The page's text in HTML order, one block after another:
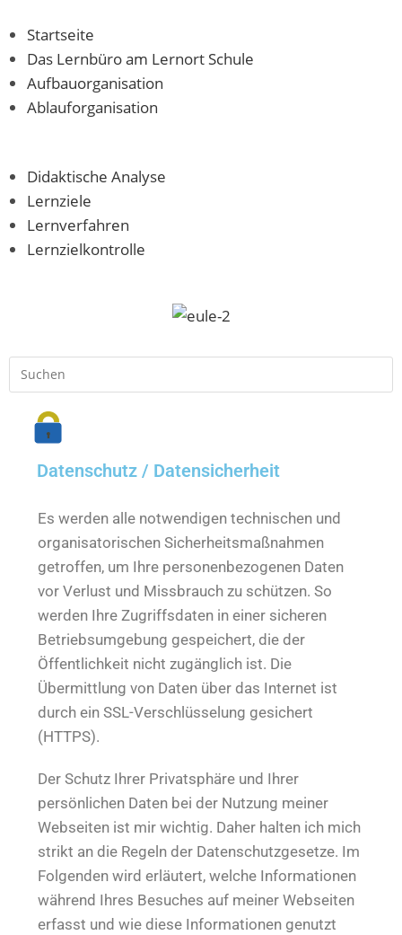
Startseite
Das Lernbüro am Lernort Schule
Aufbauorganisation
Ablauforganisation
Didaktische Analyse
Lernziele
Lernverfahren
Lernzielkontrolle
Datenschutz / Datensicherheit
Es werden alle notwendigen technischen und
organisatorischen Sicherheitsmaßnahmen
getroffen, um Ihre personenbezogenen Daten
vor Verlust und Missbrauch zu schützen. So
werden Ihre Zugriffsdaten in einer sicheren
Betriebsumgebung gespeichert, die der
Öffentlichkeit nicht zugänglich ist. Die
Übermittlung von Daten über das Internet ist
durch ein SSL-Verschlüsselung gesichert
(HTTPS).
Der Schutz Ihrer Privatsphäre und Ihrer
persönlichen Daten bei der Nutzung meiner
Webseiten ist mir wichtig. Daher halten ich mich
strikt an die Regeln der Datenschutzgesetze. Im
Folgenden wird erläutert, welche Informationen
während Ihres Besuches auf meiner Webseiten
erfasst und wie diese Informationen genutzt